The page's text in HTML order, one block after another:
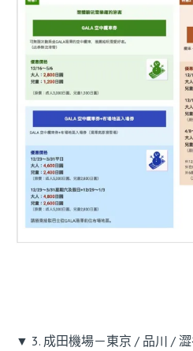
▼ 3. 成田機場－東京 / 品川 /